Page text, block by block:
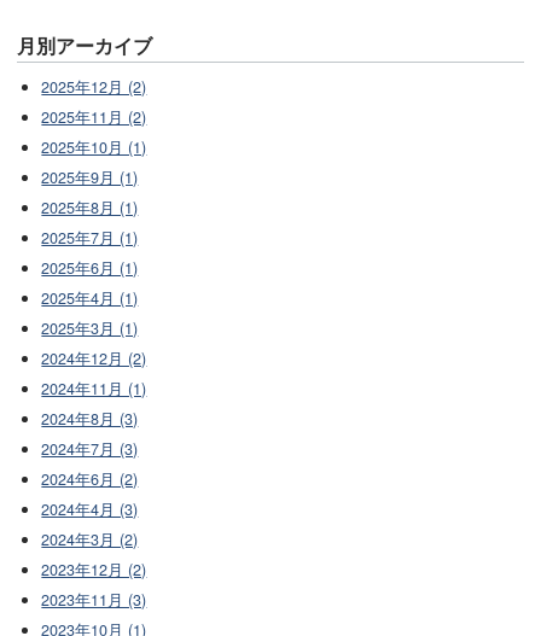
月別アーカイブ
2025年12月 (2)
2025年11月 (2)
2025年10月 (1)
2025年9月 (1)
2025年8月 (1)
2025年7月 (1)
2025年6月 (1)
2025年4月 (1)
2025年3月 (1)
2024年12月 (2)
2024年11月 (1)
2024年8月 (3)
2024年7月 (3)
2024年6月 (2)
2024年4月 (3)
2024年3月 (2)
2023年12月 (2)
2023年11月 (3)
2023年10月 (1)